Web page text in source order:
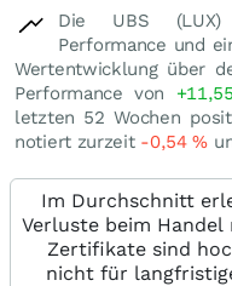
Die UBS (LUX)
Performance und
Wertentwicklung über
Performance von
letzten 52 Wochen
notiert zurzeit -0,54%
Im Durchschnitt
Verluste beim
Zertifikate sind
nicht für